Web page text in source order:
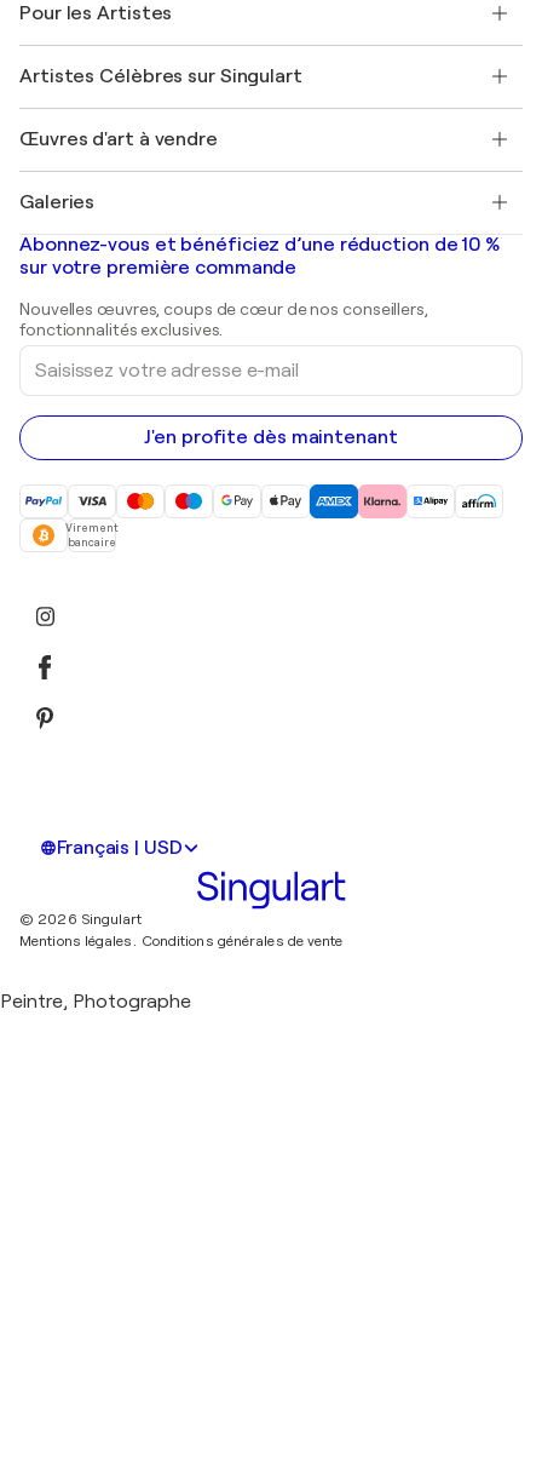
Offrir une carte cadeau
Rejoignez notre programme commercial
Mon compte
+33 1 76 44 06 42
FAQ
Magazine Singulart
Emplois
Découvrez une sélection d'art original
Pour les Artistes
Se connecter en tant qu'Artiste
Artistes Célèbres sur Singulart
Marc Chagall
Banksy
Mr. Brainwash
Shepard Fairey
Œuvres d'art à vendre
Tableaux abstraits à vendre
Peintures de paysage
Estampes
Peintures acryliques
Galeries
Galeries d'art en France
Galeries d'art en Belgique
Abonnez-vous et bénéficiez d’une réduction de 10 %
sur votre première commande
Nouvelles œuvres, coups de cœur de nos conseillers,
fonctionnalités exclusives.
Saisissez
votre
adresse
e-
mail
J'en profite dès maintenant
Virement
bancaire
Français | USD
© 2026 Singulart
Mentions légales.
Conditions générales de vente
Peintre, Photographe